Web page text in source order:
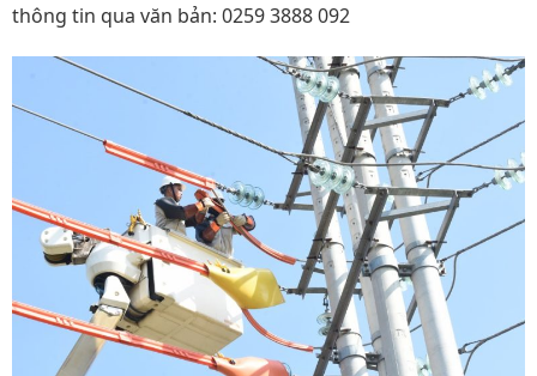
thông tin qua văn bản: 0259 3888 092